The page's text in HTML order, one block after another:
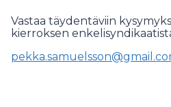
Vastaa täydentäviin
kierroksen